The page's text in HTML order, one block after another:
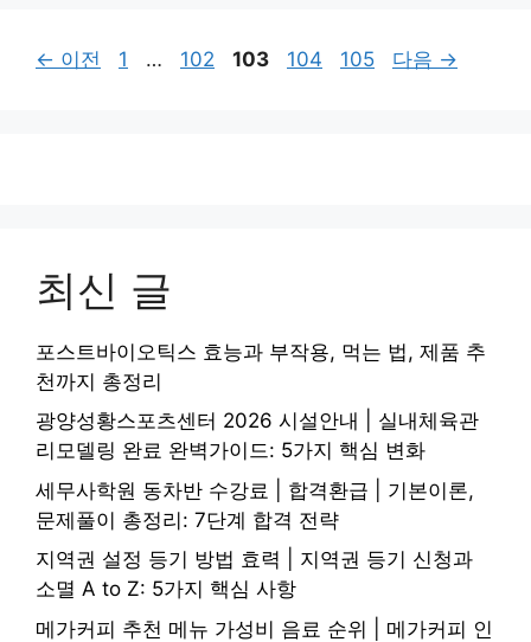
← 이전
페
1 …
페
102
페
103
페
104
페
105 다음 →
최신 글
포스트바이오틱스 효능과 부작용, 먹는 법, 제품 추
천까지 총정리
광양성황스포츠센터 2026 시설안내 | 실내체육관
리모델링 완료 완벽가이드: 5가지 핵심 변화
세무사학원 동차반 수강료 | 합격환급 | 기본이론,
문제풀이 총정리: 7단계 합격 전략
지역권 설정 등기 방법 효력 | 지역권 등기 신청과
소멸 A to Z: 5가지 핵심 사항
메가커피 추천 메뉴 가성비 음료 순위 | 메가커피 인